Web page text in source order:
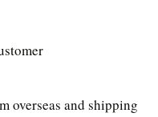
overseas and shipping